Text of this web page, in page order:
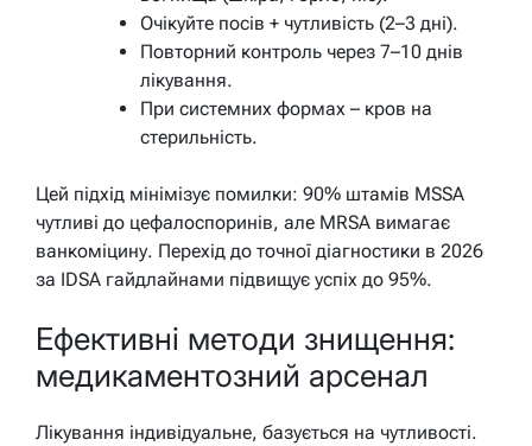
Очікуйте посів + чутливість (2–3 дні).
Повторний контроль через 7–10 днів
лікування.
При системних формах – кров на
стерильність.
Цей підхід мінімізує помилки: 90% штамів MSSA
чутливі до цефалоспоринів, але MRSA вимагає
ванкоміцину. Перехід до точної діагностики в 2026
за IDSA гайдлайнами підвищує успіх до 95%.
Ефективні методи знищення:
медикаментозний арсенал
Лікування індивідуальне, базується на чутливості.